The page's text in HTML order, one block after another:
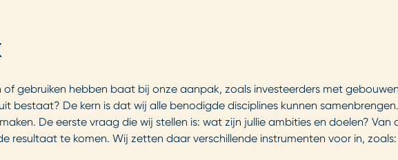
gebruiken hebben baat bij onze aanpak, zoals investeerders met
bestaat? De kern is dat wij alle benodigde disciplines kunnen
De eerste vraag die wij stellen is: wat zijn jullie ambities en doelen?
resultaat te komen. Wij zetten daar verschillende instrumenten voor in, zoals: